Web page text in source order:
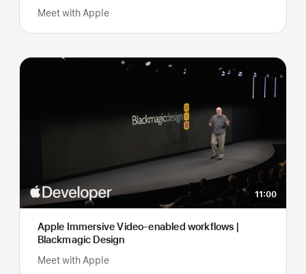
Meet with Apple
11:00
Apple Immersive Video-enabled workflows |
Blackmagic Design
Meet with Apple